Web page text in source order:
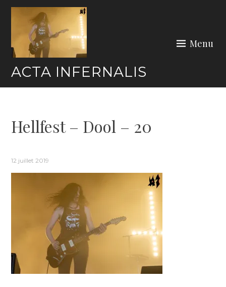
Skip
content
ACTA INFERNALIS
Menu
Hellfest – Dool – 20
12 juillet 2019